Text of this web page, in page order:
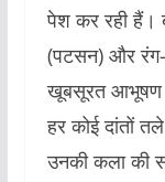
पेश कर रही हैं।
(पटसन) और रंग-
खूबसूरत आभूषण
हर कोई दांतों
उनकी कला की